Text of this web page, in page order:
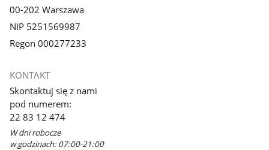
00-202 Warszawa
NIP 5251569987
Regon 000277233
KONTAKT
Skontaktuj się z nami
pod numerem:
22 83 12 474
W dni robocze
w godzinach: 07:00-21:00